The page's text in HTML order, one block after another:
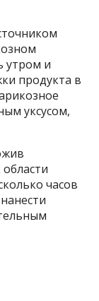
утром и
продукта в
уксусом,
часов